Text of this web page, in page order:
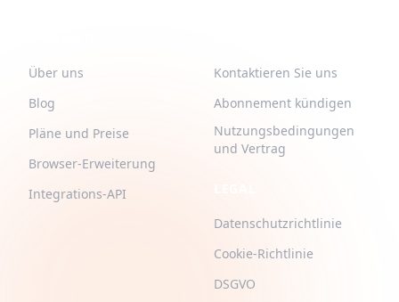
Über uns
Blog
Pläne und Preise
Browser-Erweiterung
Integrations-API
Kontaktieren Sie uns
Abonnement kündigen
Nutzungsbedingungen
und Vertrag
Datenschutzrichtlinie
Cookie-Richtlinie
DSGVO